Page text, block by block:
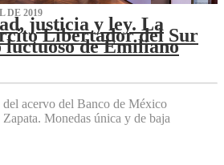
DE 2019
justicia y ley. La
Libertador del Sur
luctuoso de Emiliano
del acervo del Banco de México
Monedas única y de baja